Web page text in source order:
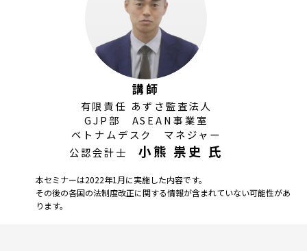
講師
有限責任 あずさ監査法人
GJP部 ASEAN 事業室
ベトナム デスク マネジャー
公認会計士小熊 祟史 氏
本セミナーは2022年1月に実施した内容です。
その後の各国の法制度改正に関する情報が含まれていない可能性があ
ります。